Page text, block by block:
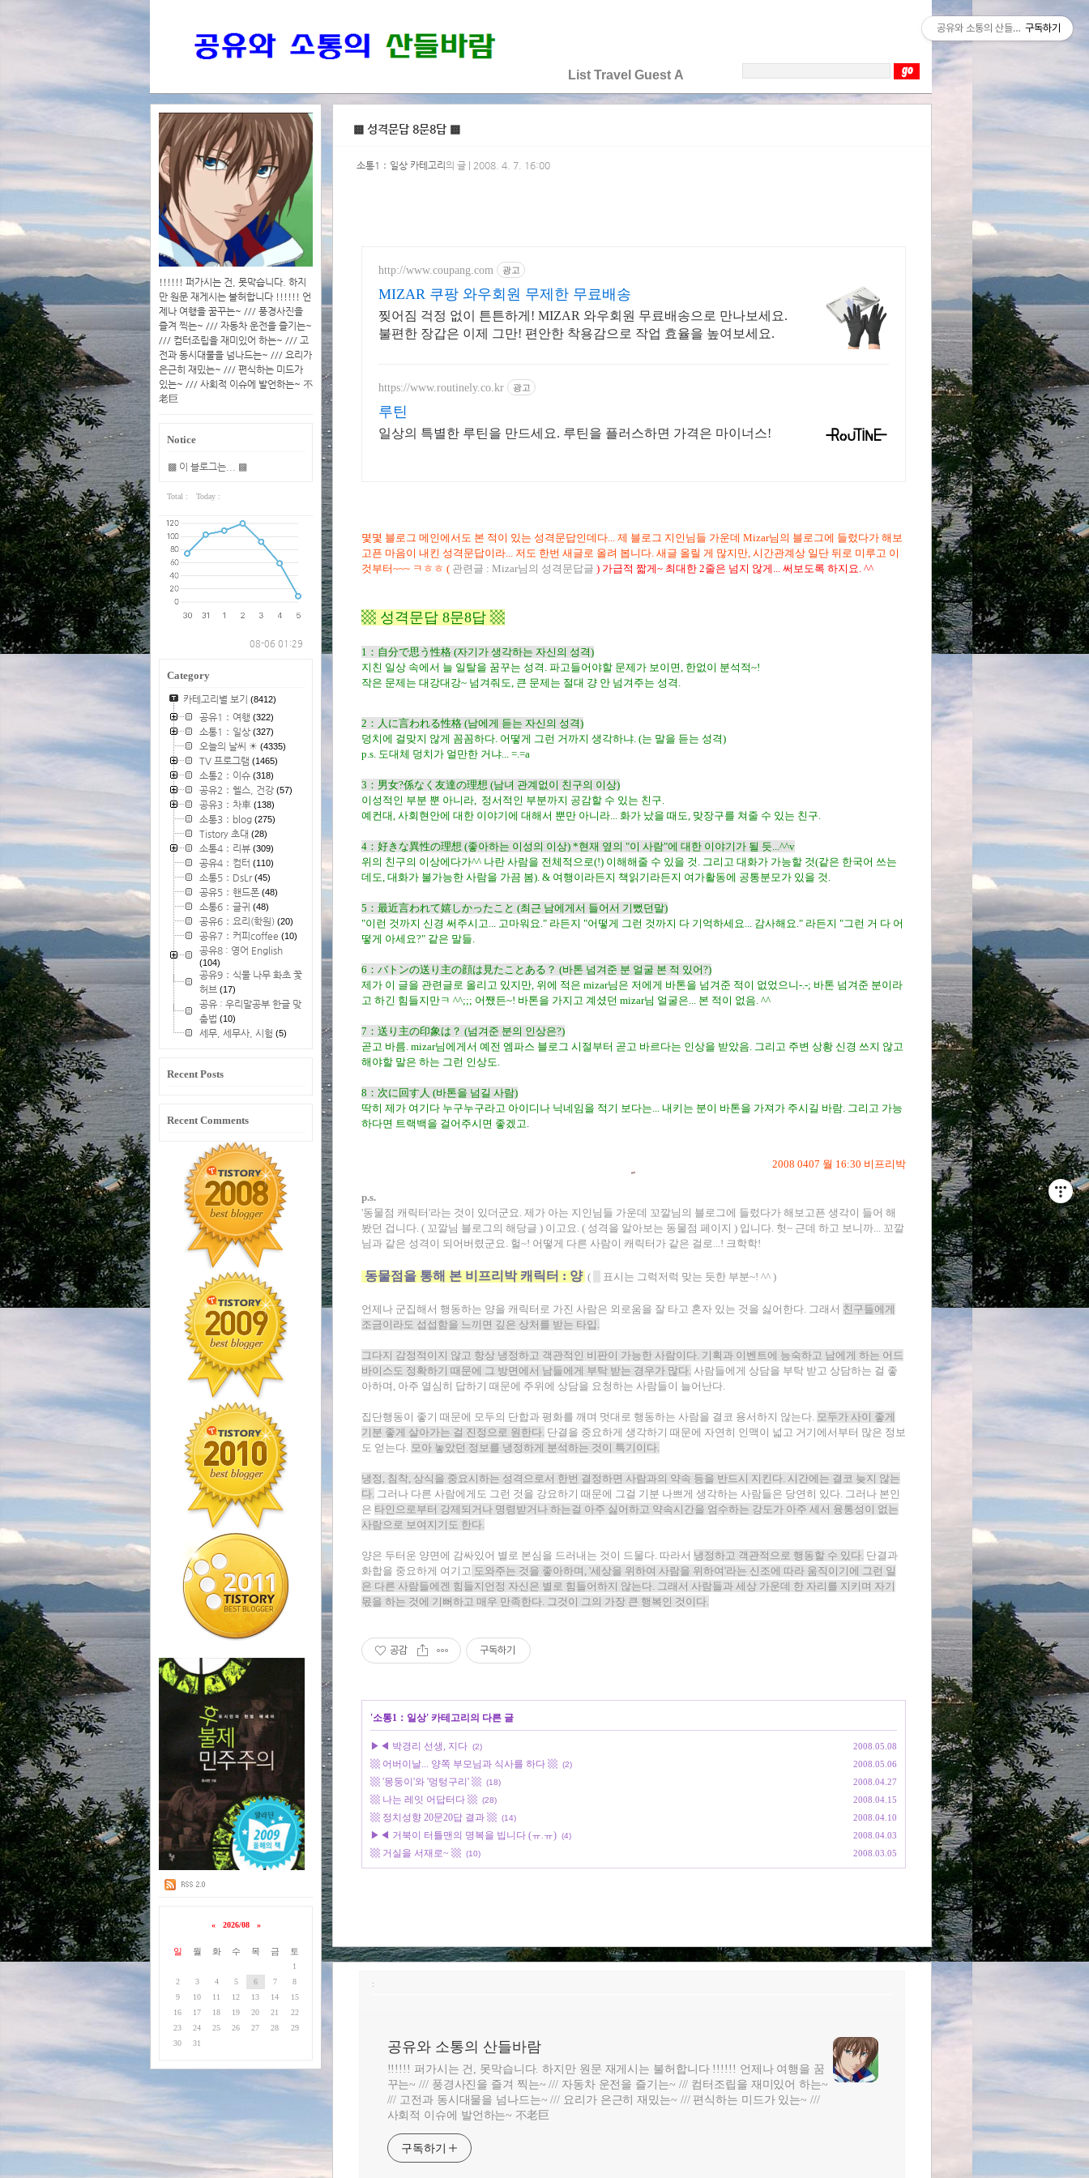
List Travel Guest A
!!!!!! 퍼가시는 건, 못막습니다. 하지
만 원문 재게시는 불허합니다 !!!!!! 언
제나 여행을 꿈꾸는~ /// 풍경사진을
즐겨 찍는~ /// 자동차 운전을 즐기는~
/// 컴터조립을 재미있어 하는~ /// 고
전과 동시대물을 넘나드는~ /// 요리가
은근히 재밌는~ /// 편식하는 미드가
있는~ /// 사회적 이슈에 발언하는~ 不
老巨
Notice
▩ 이 블로그는... ▩
Total : Today :
08-06 01:29
Category
카테고리별 보기 (8412)
공유1：여행 (322)
소통1：일상(327)
오늘의 날씨 ☀ (4335)
TV 프로그램 (1465)
소통2：이슈(318)
공유2：헬스, 건강(57)
공유3：차車(138)
소통3：blog(275)
Tistory 초대 (28)
소통4：리뷰(309)
공유4：컴터 (110)
소통5：DsLr(45)
공유5：핸드폰(48)
소통6：글귀 (48)
공유6：요리(학원)(20)
공유7：커피coffee (10)
공유8 : 영어 English
(104)
공유9：식물 나무 화초 꽃
허브 (17)
공유 : 우리말공부 한글 맞
춤법 (10)
세무, 세무사, 시험 (5)
Recent Posts
Recent Comments
« 2026/08 »
일 월 화 수 목 금 토
1
2
3 4 5 6 7
8
9
10 11 12 13 14
15
16
17 18 19 20 21
22
23
24 25 26 27 28
29
30
31
▩ 성격문답 8문8답 ▩
소통1：일상 카테고리 의 글 | 2008. 4. 7. 16:00
http://www.coupang.com 광고
MIZAR 쿠팡 와우회원 무제한 무료배송
찢어짐 걱정 없이 튼튼하게! MIZAR 와우회원 무료배송으로 만나보세요.
불편한 장갑은 이제 그만! 편안한 착용감으로 작업 효율을 높여보세요.
https://www.routinely.co.kr 광고
루틴
일상의 특별한 루틴을 만드세요. 루틴을 플러스하면 가격은 마이너스!
몇몇 블로그 메인에서도 본 적이 있는 성격문답인데다... 제 블로그 지인님들 가운데 Mizar님의 블로그에 들렀다가 해보
고픈 마음이 내킨 성격문답이라... 저도 한번 새글로 올려 봅니다. 새글 올릴 게 많지만, 시간관계상 일단 뒤로 미루고 이
것부터~~~ ㅋㅎㅎ ( 관련글 : Mizar님의 성격문답글 ) 가급적 짧게~ 최대한 2줄은 넘지 않게... 써보도록 하지요. ^^
▩ 성격문답 8문8답 ▩
1：自分で思う性格 (자기가 생각하는 자신의 성격)
지친 일상 속에서 늘 일탈을 꿈꾸는 성격. 파고들어야할 문제가 보이면, 한없이 분석적~!
작은 문제는 대강대강~ 넘겨줘도, 큰 문제는 절대 걍 안 넘겨주는 성격.
2：人に言われる性格 (남에게 듣는 자신의 성격)
덩치에 걸맞지 않게 꼼꼼하다. 어떻게 그런 거까지 생각하냐. (는 말을 듣는 성격)
p.s. 도대체 덩치가 얼만한 거냐... =.=a
3：男女?係なく友達の理想 (남녀 관계없이 친구의 이상)
이성적인 부분 뿐 아니라, 정서적인 부분까지 공감할 수 있는 친구.
예컨대, 사회현안에 대한 이야기에 대해서 뿐만 아니라... 화가 났을 때도, 맞장구를 쳐줄 수 있는 친구.
4：好きな異性の理想 (좋아하는 이성의 이상) *현재 옆의 "이 사람"에 대한 이야기가 될 듯...^^v
위의 친구의 이상에다가^^ 나란 사람을 전체적으로(!) 이해해줄 수 있을 것. 그리고 대화가 가능할 것(같은 한국어 쓰는
데도, 대화가 불가능한 사람을 가끔 봄). & 여행이라든지 책읽기라든지 여가활동에 공통분모가 있을 것.
5：最近言われて嬉しかったこと (최근 남에게서 들어서 기뻤던말)
"이런 것까지 신경 써주시고... 고마워요." 라든지 "어떻게 그런 것까지 다 기억하세요... 감사해요." 라든지 "그런 거 다 어
떻게 아세요?" 같은 말들.
6：バトンの送り主の顔は見たことある？ (바톤 넘겨준 분 얼굴 본 적 있어?)
제가 이 글을 관련글로 올리고 있지만, 위에 적은 mizar님은 저에게 바톤을 넘겨준 적이 없었으니-.-; 바톤 넘겨준 분이라
고 하긴 힘들지만ㅋ ^^;;; 어쨌든~! 바톤을 가지고 계셨던 mizar님 얼굴은... 본 적이 없음. ^^
7：送り主の印象は？ (넘겨준 분의 인상은?)
곧고 바름. mizar님에게서 예전 엠파스 블로그 시절부터 곧고 바르다는 인상을 받았음. 그리고 주변 상황 신경 쓰지 않고
해야할 말은 하는 그런 인상도.
8：次に回す人 (바톤을 넘길 사람)
딱히 제가 여기다 누구누구라고 아이디나 닉네임을 적기 보다는... 내키는 분이 바톤을 가져가 주시길 바람. 그리고 가능
하다면 트랙백을 걸어주시면 좋겠고.
2008 0407 월 16:30 비프리박
p.s.
'동물점 캐릭터'라는 것이 있더군요. 제가 아는 지인님들 가운데 꼬깔님의 블로그에 들렀다가 해보고픈 생각이 들어 해
봤던 겁니다. ( 꼬깔님 블로그의 해당글 ) 이고요. ( 성격을 알아보는 동물점 페이지 ) 입니다. 헛~ 근데 하고 보니까... 꼬깔
님과 같은 성격이 되어버렸군요. 헐~! 어떻게 다른 사람이 캐릭터가 같은 걸로...! 크학학!
동물점을 통해 본 비프리박 캐릭터 : 양 ( 표시는 그럭저럭 맞는 듯한 부분~! ^^ )
언제나 군집해서 행동하는 양을 캐릭터로 가진 사람은 외로움을 잘 타고 혼자 있는 것을 싫어한다. 그래서 친구들에게
조금이라도 섭섭함을 느끼면 깊은 상처를 받는 타입.
그다지 감정적이지 않고 항상 냉정하고 객관적인 비판이 가능한 사람이다. 기획과 이벤트에 능숙하고 남에게 하는 어드
바이스도 정확하기 때문에 그 방면에서 남들에게 부탁 받는 경우가 많다. 사람들에게 상담을 부탁 받고 상담하는 걸 좋
아하며, 아주 열심히 답하기 때문에 주위에 상담을 요청하는 사람들이 늘어난다.
집단행동이 좋기 때문에 모두의 단합과 평화를 깨며 멋대로 행동하는 사람을 결코 용서하지 않는다. 모두가 사이 좋게
기분 좋게 살아가는 걸 진정으로 원한다. 단결을 중요하게 생각하기 때문에 자연히 인맥이 넓고 거기에서부터 많은 정보
도 얻는다. 모아 놓았던 정보를 냉정하게 분석하는 것이 특기이다.
냉정, 침착, 상식을 중요시하는 성격으로서 한번 결정하면 사람과의 약속 등을 반드시 지킨다. 시간에는 결코 늦지 않는
다. 그러나 다른 사람에게도 그런 것을 강요하기 때문에 그걸 기분 나쁘게 생각하는 사람들은 당연히 있다. 그러나 본인
은 타인으로부터 강제되거나 명령받거나 하는걸 아주 싫어하고 약속시간을 엄수하는 강도가 아주 세서 융통성이 없는
사람으로 보여지기도 한다.
양은 두터운 양면에 감싸있어 별로 본심을 드러내는 것이 드물다. 따라서 냉정하고 객관적으로 행동할 수 있다. 단결과
화합을 중요하게 여기고 도와주는 것을 좋아하며, '세상을 위하여 사람을 위하여'라는 신조에 따라 움직이기에 그런 일
은 다른 사람들에겐 힘들지언정 자신은 별로 힘들어하지 않는다. 그래서 사람들과 세상 가운데 한 자리를 지키며 자기
몫을 하는 것에 기뻐하고 매우 만족한다. 그것이 그의 가장 큰 행복인 것이다.
공감 구독하기
'소통1：일상' 카테고리의 다른 글
▶◀ 박경리 선생, 지다 (2) 2008.05.08
▩ 어버이날... 양쪽 부모님과 식사를 하다 ▩ (2) 2008.05.06
▩ '몽둥이'와 '멍텅구리' ▩ (18) 2008.04.27
▩ 나는 레잇 어답터다 ▩ (28) 2008.04.15
▩ 정치성향 20문20답 결과 ▩ (14) 2008.04.10
▶◀ 거북이 터틀맨의 명복을 빕니다 (ㅠ.ㅠ) (4) 2008.04.03
▩ 거실을 서재로~ ▩ (10) 2008.03.05
:
공유와 소통의 산들바람
!!!!!! 퍼가시는 건, 못막습니다. 하지만 원문 재게시는 불허합니다 !!!!!! 언제나 여행을 꿈
꾸는~ /// 풍경사진을 즐겨 찍는~ /// 자동차 운전을 즐기는~ /// 컴터조립을 재미있어 하는~
/// 고전과 동시대물을 넘나드는~ /// 요리가 은근히 재밌는~ /// 편식하는 미드가 있는~ ///
사회적 이슈에 발언하는~ 不老巨
구독하기
공유와 소통의 산들바람구독하기